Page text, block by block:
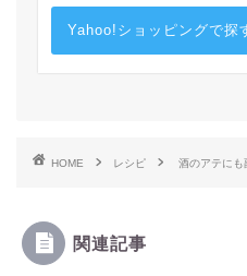
Yahoo!ショッピングで探
HOME レシピ 酒のアテにも
関連記事